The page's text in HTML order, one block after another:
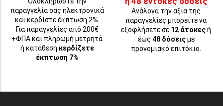
παραγγελία σας ηλεκτρονικά
και κερδίστε έκπτωση 2%.
Για παραγγελίες από 200€
+ΦΠΑ και πληρωμή μετρητά
ή κατάθεση κερδίζετε
έκπτωση 7%
Ανάλογα την αξία της
παραγγελίες μπορείτε να
εξοφλήσετε σε 12 άτοκεςή
έως 48 δόσειςμε
προνομιακό επιτόκιο.